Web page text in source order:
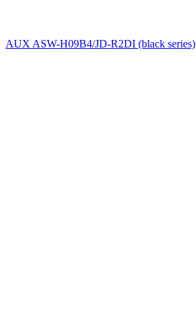
AUX ASW-H09B4/JD-R2DI (black series)